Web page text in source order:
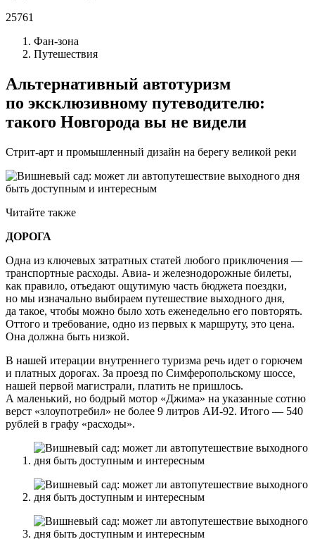
25761
Фан-зона
Путешествия
Альтернативный автотуризм
по эксклюзивному путеводителю:
такого Новгорода вы не видели
Стрит-арт и промышленный дизайн на берегу великой реки
Читайте также
ДОРОГА
Одна из ключевых затратных статей любого приключения —
транспортные расходы. Авиа- и железнодорожные билеты,
как правило, отъедают ощутимую часть бюджета поездки,
но мы изначально выбираем путешествие выходного дня,
да такое, чтобы можно было хоть еженедельно его повторять.
Оттого и требование, одно из первых к маршруту, это цена.
Она должна быть низкой.
В нашей итерации внутреннего туризма речь идет о горючем
и платных дорогах. За проезд по Симферопольскому шоссе,
нашей первой магистрали, платить не пришлось.
А маленький, но бодрый мотор «Джима» на указанные сотню
верст «злоупотребил» не более 9 литров АИ-92. Итого — 540
рублей в графу «расходы».